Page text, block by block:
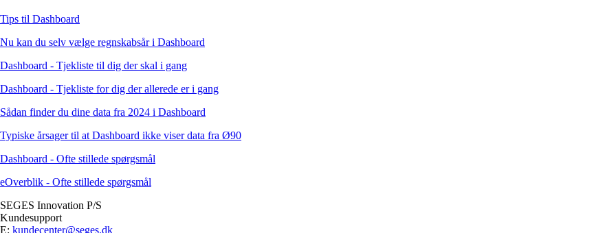
Tips til Dashboard
Nu kan du selv vælge regnskabsår i Dashboard
Dashboard - Tjekliste til dig der skal i gang
Dashboard - Tjekliste for dig der allerede er i gang
Sådan finder du dine data fra 2024 i Dashboard
Typiske årsager til at Dashboard ikke viser data fra Ø90
Dashboard - Ofte stillede spørgsmål
eOverblik - Ofte stillede spørgsmål
SEGES Innovation P/S
Kundesupport
E: kundecenter@seges.dk